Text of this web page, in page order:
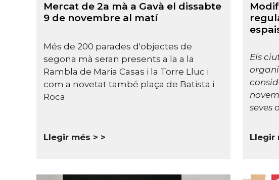
Mercat de 2a mà a Gavà el dissabte
9 de novembre al matí
Més de 200 parades d'objectes de
segona mà seran presents a la a la
Rambla de Maria Casas i la Torre Lluc i
com a novetat també plaça de Batista i
Roca
Llegir més >
Els
seves
Llegir